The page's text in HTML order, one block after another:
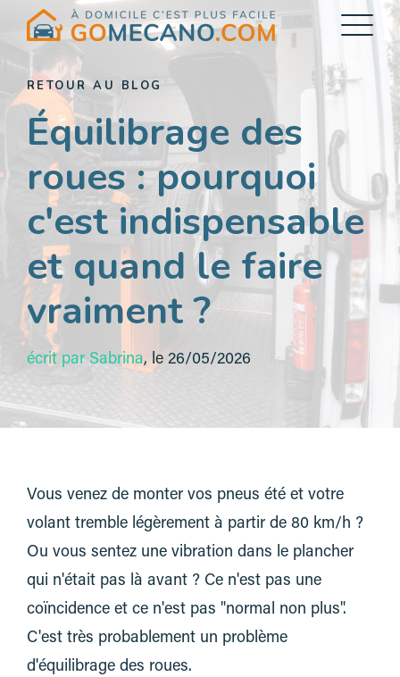
Flottes d'entreprise
Notre site Internet
Rejoindre le réseau
RETOUR AU BLOG
Équilibrage des
roues : pourquoi
c'est indispensable
et quand le faire
vraiment ?
écrit par Sabrina, le 26/05/2026
Vous venez de monter vos pneus été et votre
volant tremble légèrement à partir de 80 km/h ?
Ou vous sentez une vibration dans le plancher
qui n'était pas là avant ? Ce n'est pas une
coïncidence et ce n'est pas "normal non plus".
C'est très probablement un problème
d'équilibrage des roues.